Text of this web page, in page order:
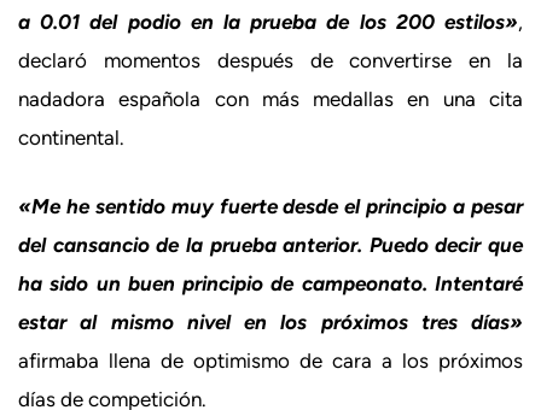
a 0.01 del podio en la prueba de los 200 estilos»,
declaró momentos después de convertirse en la
nadadora española con más medallas en una cita
continental.
«Me he sentido muy fuerte desde el principio a pesar
del cansancio de la prueba anterior. Puedo decir que
ha sido un buen principio de campeonato. Intentaré
estar al mismo nivel en los próximos tres días»
afirmaba llena de optimismo de cara a los próximos
días de competición.